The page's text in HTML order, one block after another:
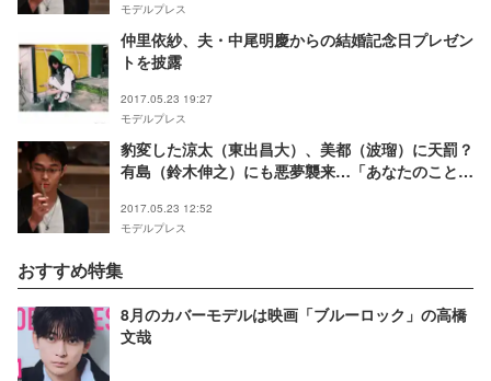
モデルプレス
仲里依紗、夫・中尾明慶からの結婚記念日プレゼン
トを披露
2017.05.23 19:27
モデルプレス
豹変した涼太（東出昌大）、美都（波瑠）に天罰？
有島（鈴木伸之）にも悪夢襲来…「あなたのことは
2017.05.23 12:52
モデルプレス
おすすめ特集
8月のカバーモデルは映画「ブルーロック」の高橋
文哉